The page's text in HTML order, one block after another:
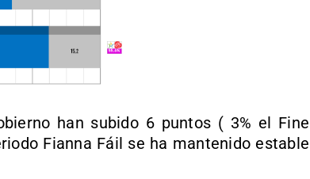
han subido 6 puntos ( 3% el Fine
Fianna Fáil se ha mantenido estable